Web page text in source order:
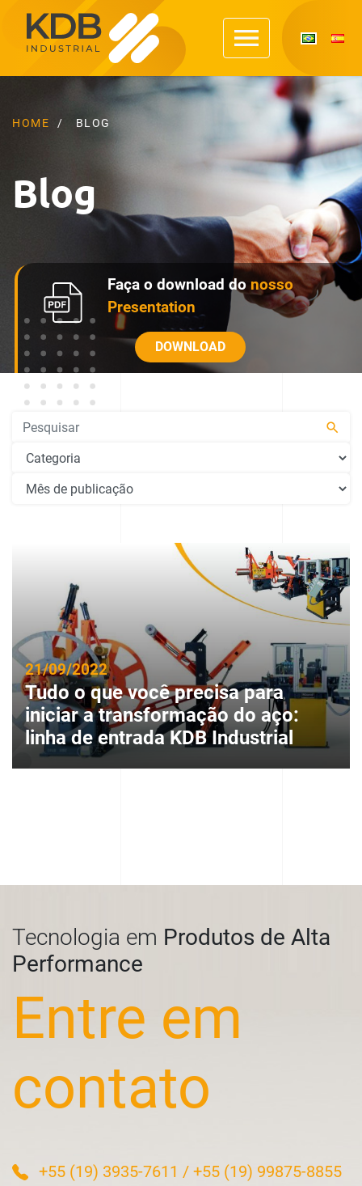
HOME BLOG
Blog
Faça o download do nosso
Presentation
DOWNLOAD
Pesquisar
21/09/2022
Tudo o que você precisa para
iniciar a transformação do aço:
linha de entrada KDB Industrial
Tecnologia em Produtos de Alta
Performance
Entre em
contato
+55 (19) 3935-7611 / +55 (19) 99875-8855